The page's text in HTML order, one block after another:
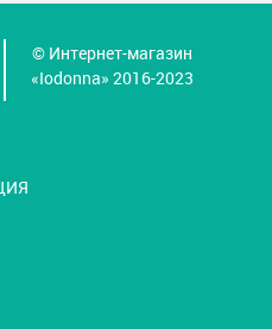
© Интернет-магазин
«Iodonna» 2016-2023